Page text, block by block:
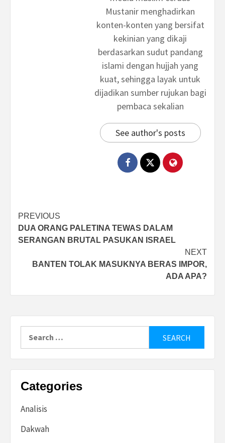
Mustanir menghadirkan
konten-konten yang bersifat
kekinian yang dikaji
berdasarkan sudut pandang
islami dengan hujjah yang
kuat, sehingga layak untuk
dijadikan sumber rujukan bagi
pembaca sekalian
See author's posts
Post
navigation
PREVIOUS
DUA ORANG PALETINA TEWAS DALAM
SERANGAN BRUTAL PASUKAN ISRAEL
NEXT
BANTEN TOLAK MASUKNYA BERAS IMPOR,
ADA APA?
Categories
Analisis
Dakwah